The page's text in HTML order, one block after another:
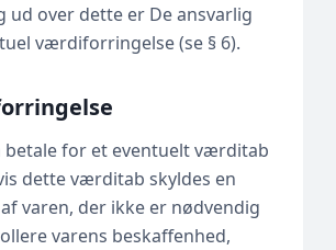
ud over dette er De ansvarlig
værdiforringelse (se § 6).
betale for et eventuelt værditab
dette værditab skyldes en
varen, der ikke er nødvendig
varens beskaffenhed,